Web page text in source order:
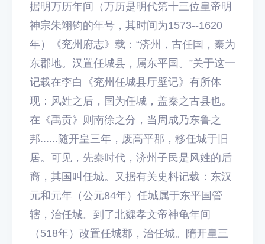
据明万历年间（万历是明代第十三位皇帝明
神宗朱翊钧的年号，其时间为1573--1620
年）《兖州府志》载：“济州，古任国，秦为
东郡地。汉置任城县，属东平国。”关于这一
记载在李白《兖州任城县厅壁记》有所体
现：风姓之后，国为任城，盖秦之古县也。
在《禹贡》则南徐之分，当周成乃东鲁之
邦......随开皇三年，废高平郡，移任城于旧
居。可见，先秦时代，济州子民是风姓的后
裔，其国叫任城。又据有关史料记载：东汉
元和元年（公元84年）任城属于东平国管
辖，治任城。到了北魏孝文帝神龟年间
（518年）改置任城郡，治任城。隋开皇三